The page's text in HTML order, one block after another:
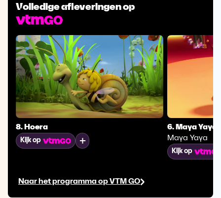
Volledige afleveringen op
Naar het programma op VTM GO
8. Hoera
Kijk op
6. Maya Yaya
Maya Yaya
Kijk op